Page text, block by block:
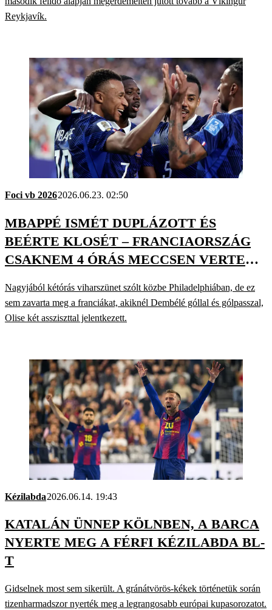
Reykjavík.
Foci vb 20262026.06.23. 02:50
MBAPPÉ ISMÉT DUPLÁZOTT ÉS
BEÉRTE KLOSÉT – FRANCIAORSZÁG
CSAKNEM 4 ÓRÁS MECCSEN VERTE
Nagyjából kétórás viharszünet szólt közbe Philadelphiában, de ez
sem zavarta meg a franciákat, akiknél Dembélé góllal és gólpasszal,
Olise két assziszttal jelentkezett.
Kézilabda2026.06.14. 19:43
KATALÁN ÜNNEP KÖLNBEN, A BARCA
NYERTE MEG A FÉRFI KÉZILABDA BL-
T
Gidselnek most sem sikerült. A gránátvörös-kékek történetük során
tizenharmadszor nyerték meg a legrangosabb európai kupasorozatot.